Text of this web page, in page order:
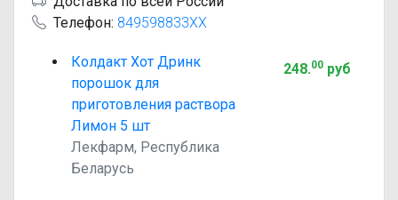
Телефон: 849598833XX
Колдакт Хот Дринк
порошок для
приготовления раствора
Лимон 5 шт
Лекфарм, Республика
Беларусь
248.00руб